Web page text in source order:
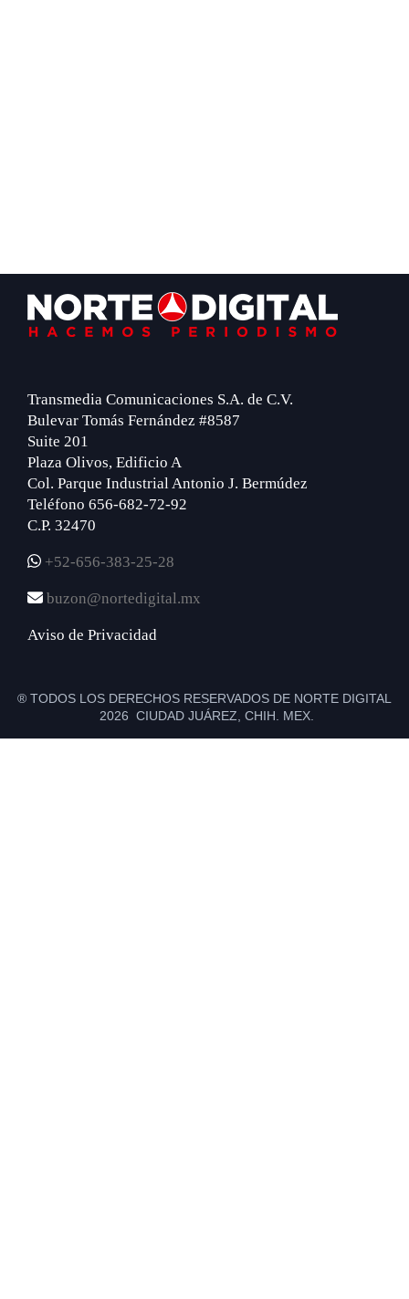
Footer
Transmedia Comunicaciones S.A. de C.V.
Bulevar Tomás Fernández #8587
Suite 201
Plaza Olivos, Edificio A
Col. Parque Industrial Antonio J. Bermúdez
Teléfono 656-682-72-92
C.P. 32470
+52-656-383-25-28
buzon@nortedigital.mx
Aviso de Privacidad
® TODOS LOS DERECHOS RESERVADOS DE NORTE DIGITAL
2026 CIUDAD JUÁREZ, CHIH. MEX.